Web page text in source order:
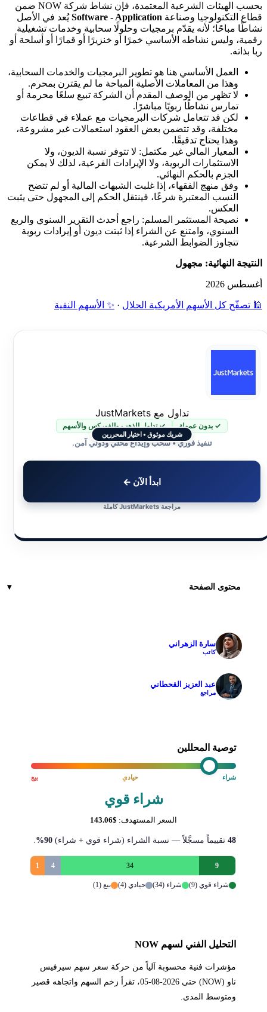
بحسب الهيئات الشرعية المعتمدة، فإن نشاط شركة NOW ضمن
قطاع التكنولوجيا وصناعة Software - Applicationيُعد في الأصل
نشاطًا مباحًا؛ لأنه يقدّم برمجيات وحلولًا سحابية وخدمات تشغيلية
رقمية، وليس نشاطه الأساسي خمرًا أو خنزيرًا أو قمارًا أو أسلحة أو
ربا بذاته.
العمل الأساسي هنا هو تطوير البرمجيات والخدمات السحابية،
وهذا من المعاملات الأصلية المباحة ما لم يقترن بمحرم.
لا تظهر من الوصف المقدم أن الشركة تبيع سلعًا محرمة أو
تمارس نشاطًا ربويًا مباشرًا.
لكن قد تتعامل شركات البرمجيات مع عملاء في قطاعات
مختلفة، وقد تتضمن بعض العقود استعمالات غير مشروعة،
وهذا يحتاج تدقيقًا.
المعيار المالي غير مكتمل: لا تتوفر نسبة الديون، ولا
الاستثمارات الربوية، ولا الإيرادات الفرعية، لذلك لا يمكن
الجزم بالحكم النهائي.
وفق منهج الفقهاء، إذا غلبت الشبهات المالية أو لم تتضح
النسب المعتبرة شرعًا، فينتقل الحكم إلى المجهول حتى يثبت
العكس.
نصيحة المستثمر المسلم: راجع أحدث التقرير السنوي والربع
السنوي، وامتنع عن الشراء إذا ثبتت ديون أو إيرادات ربوية
تتجاوز الضوابط الشرعية.
النتيجة النهائية: مجهول
أغسطس 2026
🕌 تصفّح كل الأسهم الأمريكية الحلال · ✨ الأسهم النقية
شريك موثوق • اختيار المحررين
تداول مع JustMarkets
✓ بدون عمولة ✓ تداول الذهب والفوركس والأسهم
تنفيذ فوري • سحب وإيداع محلي ودولي آمن.
ابدأ الآن ←
مراجعة JustMarkets كاملة
محتوى الصفحة
سارة الزهراني
كاتب
عبد العزيز القحطاني
مراجع
توصية المحللين
بيع حيادي شراء
شراء قوي
السعر المستهدف: $143.06
48تقييماً مسجَّلاً — نسبة الشراء (شراء قوي + شراء) 90%
.
9
34
4
1
شراء قوي (9) شراء (34) حيادي (4) بيع (1)
التحليل الفني لسهم NOW
مؤشرات فنية محسوبة آلياً من حركة سعر سهم سيرفيس
ناو (NOW) حتى 2026-08-05، تقرأ زخم السهم واتجاهه قصير
ومتوسط المدى.